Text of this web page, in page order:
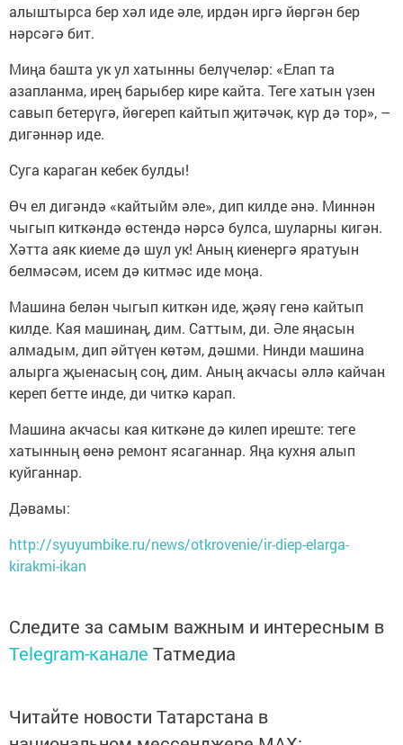
алыштырса бер хәл иде әле, ирдән иргә йөргән бер
нәрсәгә бит.
Миңа башта ук ул хатынны белүчеләр: «Елап та
азапланма, ирең барыбер кире кайта. Теге хатын үзен
савып бетерүгә, йөгереп кайтып җитәчәк, күр дә тор», –
дигәннәр иде.
Суга караган кебек булды!
Өч ел дигәндә «кайтыйм әле», дип килде әнә. Миннән
чыгып киткәндә өстендә нәрсә булса, шуларны кигән.
Хәтта аяк киеме дә шул ук! Аның киенергә яратуын
белмәсәм, исем дә китмәс иде моңа.
Машина белән чыгып киткән иде, җәяү генә кайтып
килде. Кая машинаң, дим. Саттым, ди. Әле яңасын
алмадым, дип әйтүен көтәм, дәшми. Нинди машина
алырга җыенасың соң, дим. Аның акчасы әллә кайчан
кереп бетте инде, ди читкә карап.
Машина акчасы кая киткәне дә килеп иреште: теге
хатынның өенә ремонт ясаганнар. Яңа кухня алып
куйганнар.
Дәвамы:
http://syuyumbike.ru/news/otkrovenie/ir-diep-elarga-
kirakmi-ikan
Следите за самым важным и интересным в
Telegram-канале Татмедиа
Читайте новости Татарстана в